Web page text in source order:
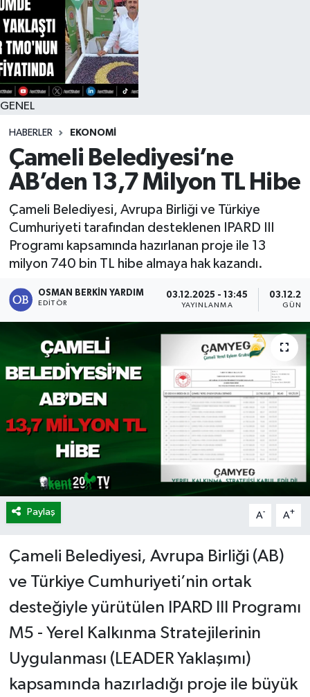
GENEL
HABERLER EKONOMİ
Çameli Belediyesi’ne
AB’den 13,7 Milyon TL Hibe
Çameli Belediyesi, Avrupa Birliği ve Türkiye
Cumhuriyeti tarafından desteklenen IPARD III
Programı kapsamında hazırlanan proje ile 13
milyon 740 bin TL hibe almaya hak kazandı.
OSMAN BERKIN YARDIM
EDITÖR
03.12.2025 - 13:45
YAYINLANMA
Paylaş A- A+
Çameli Belediyesi, Avrupa Birliği (AB)
ve Türkiye Cumhuriyeti’nin ortak
desteğiyle yürütülen IPARD III Programı
M5 - Yerel Kalkınma Stratejilerinin
Uygulanması (LEADER Yaklaşımı)
kapsamında hazırladığı proje ile büyük
RESMİ İLAN